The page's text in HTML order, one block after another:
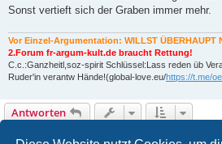
Sonst vertieft sich der Graben immer mehr.
Vor Einzel-Argumentation: WILLST ÜBERHAUPT
2.Forum fr-argum-kult.de braucht Rettung!
C.c.:Ganzheitl,soz-spirit Schlüssel:Lass reden üb
Ruder'in verantw Hände!(global-love.eu/https://t.me/
Antworten